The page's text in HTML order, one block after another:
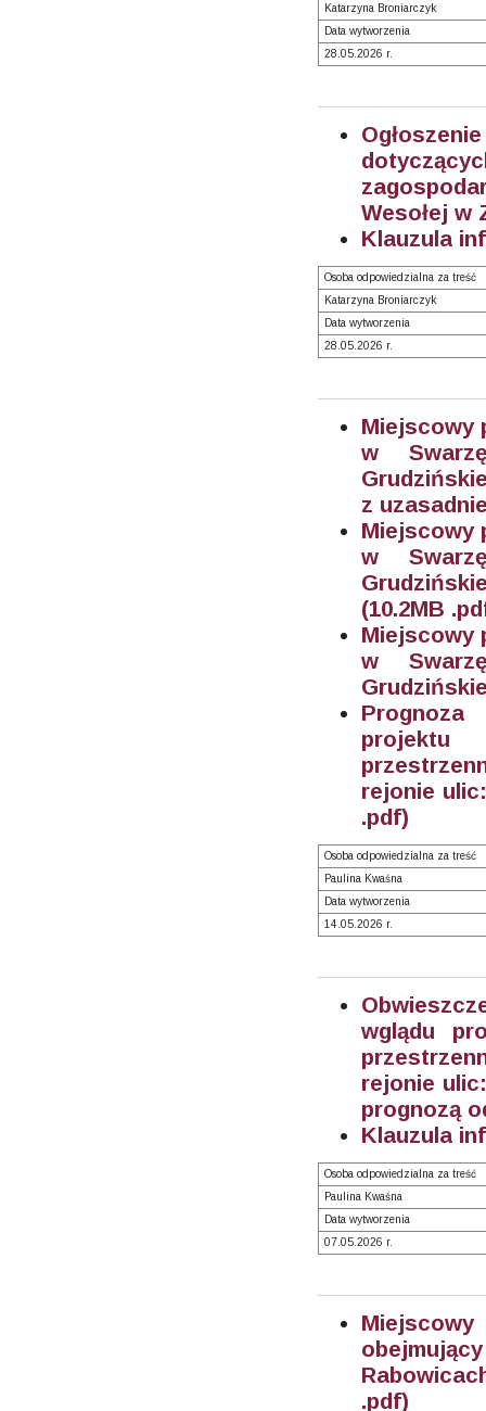
Katarzyna Broniarczyk
Data wytworzenia
28.05.2026 r.
Wesołej w
Klauzula
Osoba odpowiedzialna za treść
Katarzyna Broniarczyk
Data wytworzenia
28.05.2026 r.
Miejscowy
w
z
Miejscowy
w
(10.2MB
Miejscowy
w
projektu
rejonie
.pdf)
Osoba odpowiedzialna za treść
Paulina Kwaśna
Data wytworzenia
14.05.2026 r.
wglądu
rejonie
prognozą
Klauzula
Osoba odpowiedzialna za treść
Paulina Kwaśna
Data wytworzenia
07.05.2026 r.
.pdf)